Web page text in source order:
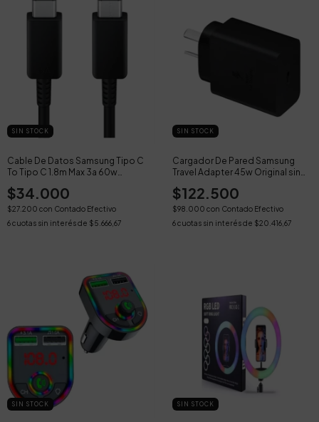
SIN STOCK
Cable De Datos Samsung Tipo C
To Tipo C 1.8m Max 3a 60w
$34.000
$27.200 con Contado Efectivo
6cuotas sin interés de $5.666,67
SIN STOCK
Cargador De Pared Samsung
Travel Adapter 45w Original sin
$122.500
$98.000 con Contado Efectivo
6 cuotas sin interés de $20.416,67
SIN STOCK SIN STOCK